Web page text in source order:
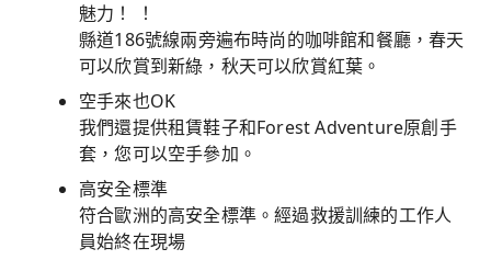
魅力！ ！
縣道186號線兩旁遍布時尚的咖啡館和餐廳，春天
可以欣賞到新綠，秋天可以欣賞紅葉。
空手來也OK
我們還提供租賃鞋子和Forest Adventure原創手
套，您可以空手參加。
高安全標準
符合歐洲的高安全標準。經過救援訓練的工作人
員始終在現場